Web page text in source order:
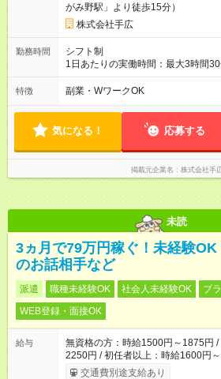
がみ野駅」より徒歩15分）
株式会社手広
勤務時間
シフト制
1日あたりの実働時間：最大3時間
4200円 (2)8:30～12:00／日当5200
勤務時間により給与変動あり ◆作業
さい！
特徴 副業・WワークOK
気になる！ 応募する
掲載元企業名 株式会社手
未読
3ヵ月で79万円稼ぐ！未経験
のお話相手など
派遣 職種未経験OK 社会人未経験OK
ブ
WEB登録・面接OK
給与
無資格の方：時給1500円～1875円
2250円 / 初任者以上：時給1600円
交通費別途支給あり